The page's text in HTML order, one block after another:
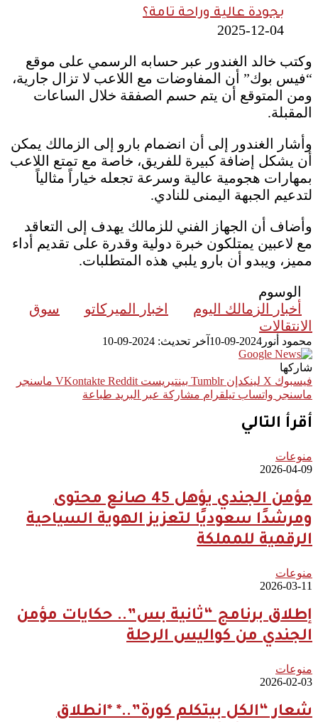
بجودة عالية وراحة تامة؟
2025-12-04
وكتب خالد الغندور عبر حسابه الرسمي على موقع
“فيس بوك” أن المفاوضات مع اللاعب لا تزال جارية،
ومن المتوقع أن يتم حسم الصفقة خلال الساعات
المقبلة.
وأشار الغندور إلى أن انضمام بارو إلى الزمالك يمكن
أن يشكل إضافة كبيرة للفريق، خاصة مع تمتع اللاعب
بمهارات هجومية عالية وسرعة تجعله خياراً مثالياً
لتدعيم الجبهة اليمنى للنادي.
وأضاف أن الجهاز الفني للزمالك يهدف إلى التعاقد
مع لاعبين يمتلكون خبرة دولية وقدرة على تقديم أداء
مميز، ويبدو أن بارو يلبي هذه المتطلبات.
الوسوم
أخبار الزمالك اليوم
اخبار الميركاتو
سوق
الانتقالات
محمود أنور 2024-09-10 آخر تحديث: 2024-09-10
شاركها
فيسبوك ‫X لينكدإن بينتيريست
ماسنجر
ماسنجر واتساب تيلقرام مشاركة عبر البريد طباعة
أقرأ التالي
منوعات
2026-04-09
مؤمن الجندي يؤهل 45 صانع محتوى
ومرشدًا سعوديًا لتعزيز الهوية السياحية
الرقمية للمملكة
منوعات
2026-03-11
إطلاق برنامج “ثانية بس”.. حكايات مؤمن
الجندي من كواليس الرحلة
منوعات
2026-02-03
شعار “الكل بيتكلم كورة”..* *انطلاق